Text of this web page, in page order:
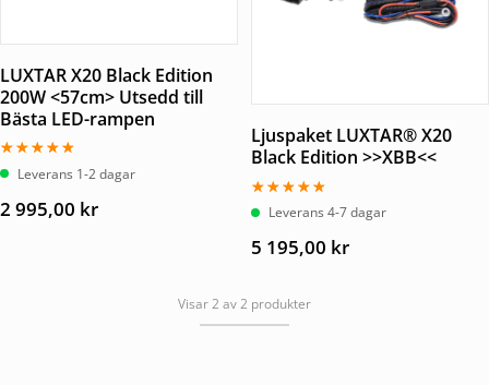
LUXTAR X20 Black Edition
200W <57cm> Utsedd till
Bästa LED-rampen
Betygsatt
4.50Leverans 1-2 dagar
2 995,00 kr
Ljuspaket LUXTAR® X20
Black Edition >>XBB<<
Betygsatt
5.00Leverans 4-7 dagar
5 195,00 kr
Visar 2 av 2 produkter